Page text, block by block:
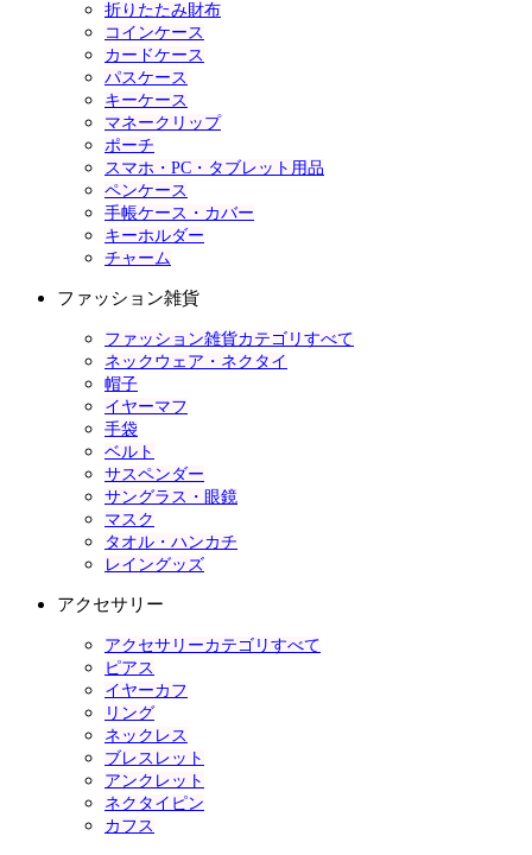
折りたたみ財布
コインケース
カードケース
パスケース
キーケース
マネークリップ
ポーチ
スマホ・PC・タブレット用品
ペンケース
手帳ケース・カバー
キーホルダー
チャーム
ファッション雑貨
ファッション雑貨カテゴリすべて
ネックウェア・ネクタイ
帽子
イヤーマフ
手袋
ベルト
サスペンダー
サングラス・眼鏡
マスク
タオル・ハンカチ
レイングッズ
アクセサリー
アクセサリーカテゴリすべて
ピアス
イヤーカフ
リング
ネックレス
ブレスレット
アンクレット
ネクタイピン
カフス